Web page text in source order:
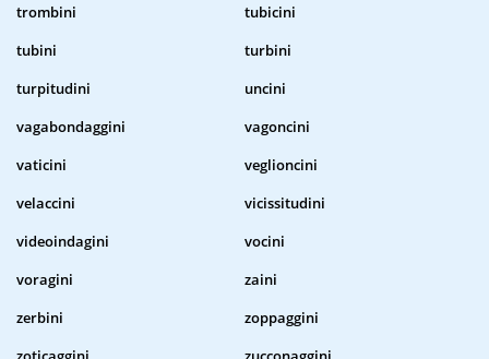
trombini
tubicini
tubini
turbini
turpitudini
uncini
vagabondaggini
vagoncini
vaticini
veglioncini
velaccini
vicissitudini
videoindagini
vocini
voragini
zaini
zerbini
zoppaggini